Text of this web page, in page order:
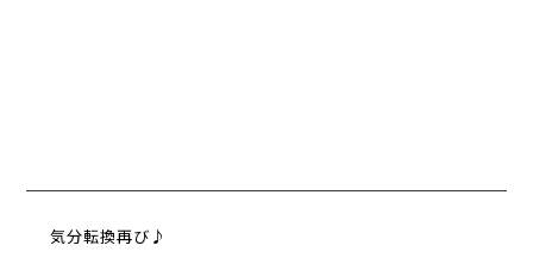
気分転換再び♪